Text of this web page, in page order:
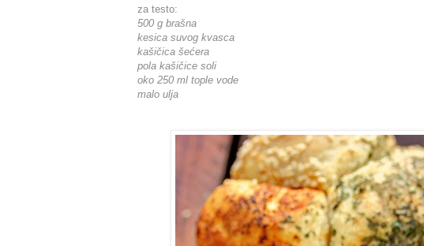
za testo:
500 g brašna
kesica suvog kvasca
kašičica šećera
pola kašičice soli
oko 250 ml tople vode
malo ulja